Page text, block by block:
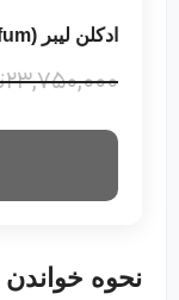
ادکلن لیبر (Libre Eau de Parfum) مدل سن لورن
۲۳,۷۵۰,۰۰۰
نحوه خواندن